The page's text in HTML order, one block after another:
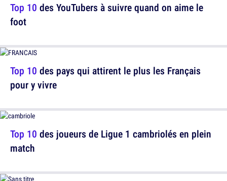
Top 10 des pays qui attirent le plus les Français
pour y vivre
Top 10 des YouTubers à suivre quand on aime le
foot
Top 10 des joueurs de Ligue 1 cambriolés en plein
match